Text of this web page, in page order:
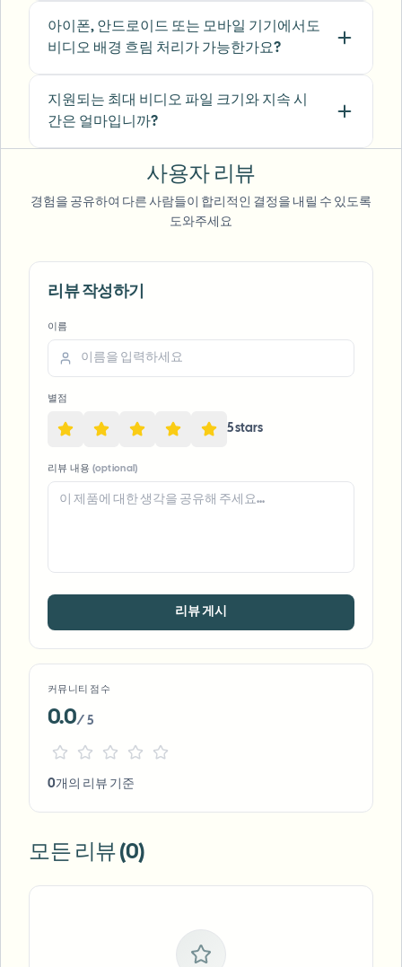
" We rely on the motion-aware blur and plate
anonymization for on-the-go product demos.
It's fast, consistent, and saves legal review
time."
Marketing Director•TechStart Inc.
아이폰, 안드로이드 또는 모바일 기기에서도
비디오 배경 흐림 처리가 가능한가요?
지원되는 최대 비디오 파일 크기와 지속 시
간은 얼마입니까?
Voice Anon
사용자 리뷰
경험을 공유하여 다른 사람들이 합리적인 결정을 내릴 수 있도록
도와주세요
리뷰 작성하기
이름
별점
5stars
리뷰 내용 (optional)
리뷰 게시
커뮤니티 점수
0.0/ 5
0개의 리뷰 기준
모든 리뷰 (0)